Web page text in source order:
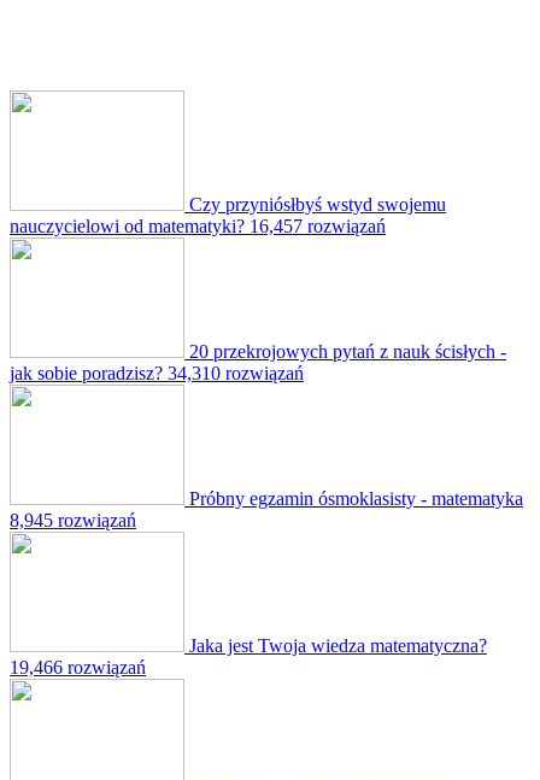
Czy przyniósłbyś wstyd swojemu
nauczycielowi od matematyki? 16,457 rozwiązań
20 przekrojowych pytań z nauk ścisłych -
jak sobie poradzisz? 34,310 rozwiązań
Próbny egzamin ósmoklasisty - matematyka
8,945 rozwiązań
Jaka jest Twoja wiedza matematyczna?
19,466 rozwiązań